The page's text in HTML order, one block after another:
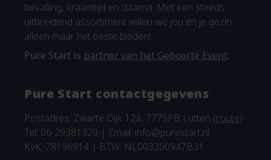
bevalling, kraamtijd en daarna. Met een steeds
uitbreidend assortiment willen we jou én je gezin
alleen maar het beste bieden!
Pure Start is partner van het Geboorte Event.
Pure Start contactgegevens
Postadres: Zwarte Dijk 12a, 7775PB Lutten (route)
Tel: 06-29381320 | Email: info@purestart.nl
KvK: 78196914 | BTW: NL003300947B31